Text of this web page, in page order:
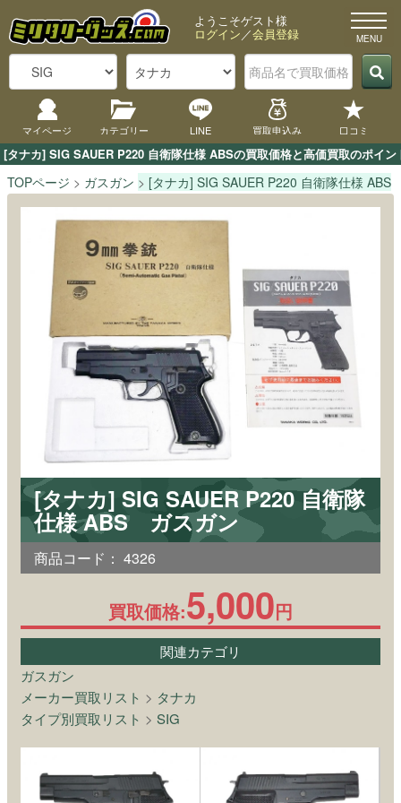
[タナカ] SIG SAUER P220 自衛隊仕様 ABSの買取価格と高価買取のポイ
ようこそゲスト様
ログイン／会員登録
マイページ カテゴリー LINE 買取申込み 口コミ
TOPページ ガスガン [タナカ] SIG SAUER P220 自衛隊仕様 ABS
[タナカ] SIG SAUER P220 自衛隊
仕様 ABS ガスガン
商品コード： 4326
買取価格:5,000円
関連カテゴリ
ガスガン
メーカー買取リスト > タナカ
タイプ別買取リスト > SIG